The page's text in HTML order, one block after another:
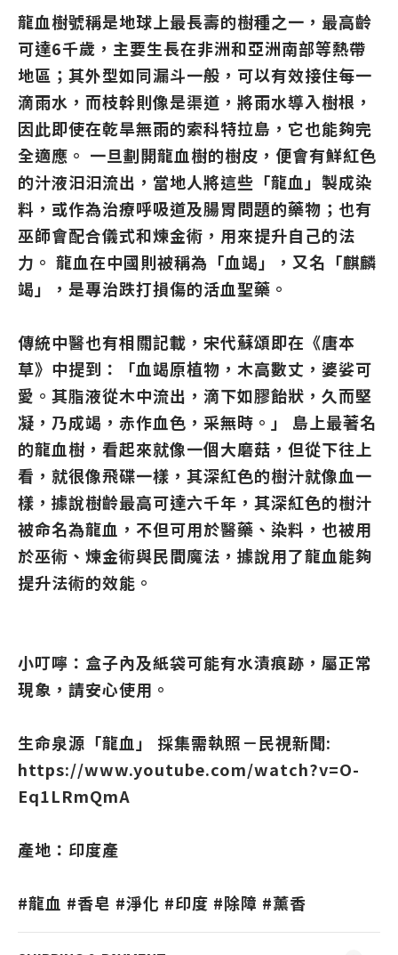
龍血樹號稱是地球上最長壽的樹種之一，最高齡
可達6千歲，主要生長在非洲和亞洲南部等熱帶
地區；其外型如同漏斗一般，可以有效接住每一
滴雨水，而枝幹則像是渠道，將雨水導入樹根，
因此即使在乾旱無雨的索科特拉島，它也能夠完
全適應。 一旦劃開龍血樹的樹皮，便會有鮮紅色
的汁液汩汩流出，當地人將這些「龍血」製成染
料，或作為治療呼吸道及腸胃問題的藥物；也有
巫師會配合儀式和煉金術，用來提升自己的法
力。 龍血在中國則被稱為「血竭」，又名「麒麟
竭」，是專治跌打損傷的活血聖藥。
傳統中醫也有相關記載，宋代蘇頌即在《唐本
草》中提到：「血竭原植物，木高數丈，婆娑可
愛。其脂液從木中流出，滴下如膠飴狀，久而堅
凝，乃成竭，赤作血色，采無時。」 島上最著名
的龍血樹，看起來就像一個大磨菇，但從下往上
看，就很像飛碟一樣，其深紅色的樹汁就像血一
樣，據說樹齡最高可達六千年，其深紅色的樹汁
被命名為龍血，不但可用於醫藥、染料，也被用
於巫術、煉金術與民間魔法，據說用了龍血能夠
提升法術的效能。
小叮嚀 ：盒子內及紙袋可能有水漬痕跡，屬正常
現象，請安心使用。
生命泉源「龍血」 採集需執照－民視新聞:
https://www.youtube.com/watch?v=O-
Eq1LRmQmA
產地：印度產
#龍血 #香皂 #淨化 #印度 #除障 #薰香